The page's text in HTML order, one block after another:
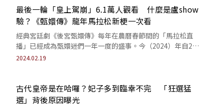
最後一輪「皇上駕崩」6.1萬人觀看 什麼是盧show
驗？《甄嬛傳》龍年馬拉松新梗一次看
經典宮廷劇《後宮甄嬛傳》每年在農曆春節間的「馬拉松直
播」已經成為甄嬛迷們一年一度的盛事。今（2024）年自2月
6日開始，《甄嬛傳》馬拉松全集連續...
2024.02.19
古代皇帝是在哈囉？妃子多到臨幸不完 「狂選猛
選」背後原因曝光